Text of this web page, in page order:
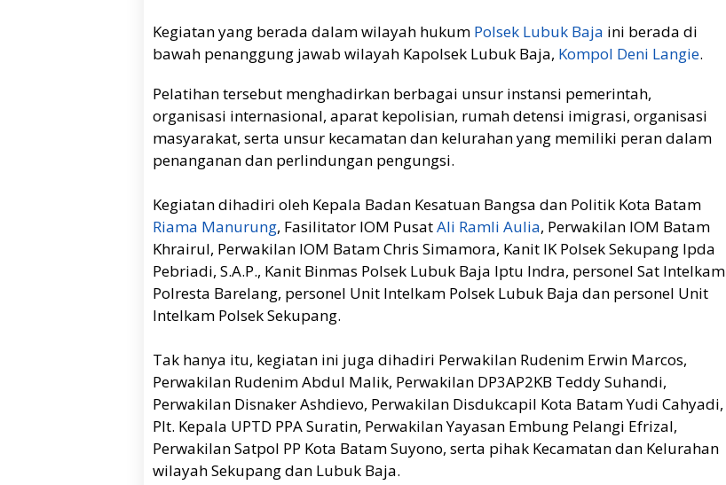
Kegiatan yang berada dalam wilayah hukum Polsek Lubuk Baja ini berada di
bawah penanggung jawab wilayah Kapolsek Lubuk Baja, Kompol Deni Langie.
Pelatihan tersebut menghadirkan berbagai unsur instansi pemerintah,
organisasi internasional, aparat kepolisian, rumah detensi imigrasi, organisasi
masyarakat, serta unsur kecamatan dan kelurahan yang memiliki peran dalam
penanganan dan perlindungan pengungsi.
Kegiatan dihadiri oleh Kepala Badan Kesatuan Bangsa dan Politik Kota Batam
Riama Manurung, Fasilitator IOM PusatAli Ramli Aulia, Perwakilan IOM Batam
Khrairul, Perwakilan IOM Batam Chris Simamora, Kanit IK Polsek Sekupang Ipda
Pebriadi, S.A.P., Kanit Binmas Polsek Lubuk Baja Iptu Indra, personel Sat Intelkam
Polresta Barelang, personel Unit Intelkam Polsek Lubuk Baja dan personel Unit
Intelkam Polsek Sekupang.
Tak hanya itu, kegiatan ini juga dihadiri Perwakilan Rudenim Erwin Marcos,
Perwakilan Rudenim Abdul Malik, Perwakilan DP3AP2KB Teddy Suhandi,
Perwakilan Disnaker Ashdievo, Perwakilan Disdukcapil Kota Batam Yudi Cahyadi,
Plt. Kepala UPTD PPA Suratin, Perwakilan Yayasan Embung Pelangi Efrizal,
Perwakilan Satpol PP Kota Batam Suyono, serta pihak Kecamatan dan Kelurahan
wilayah Sekupang dan Lubuk Baja.